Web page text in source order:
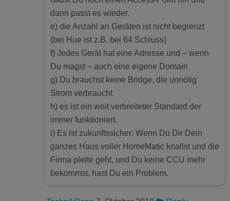
dann passt es wieder.
e) die Anzahl an Geräten ist nicht begrenzt
(bei Hue ist z.B. bei 64 Schluss)
f) Jedes Gerät hat eine Adresse und – wenn
Du magst – auch eine eigene Domain
g) Du brauchst keine Bridge, die unnötig
Strom verbraucht
h) es ist ein weit verbreiteter Standard der
immer funktioniert.
i) Es ist zukunftssicher: Wenn Du Dir Dein
ganzes Haus voller HomeMatic knallst und die
Firma pleite geht, und Du keine CCU mehr
bekommst, hast Du ein Problem.